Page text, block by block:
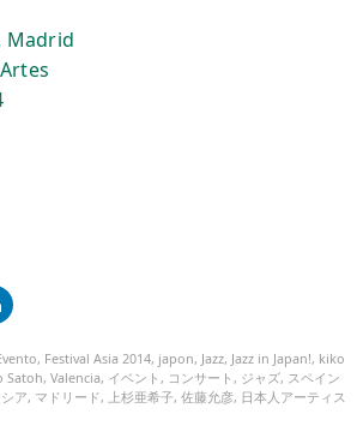
Madrid
, Festival Asia 2014, japon, Jazz, Jazz in Japan!, kiko
Satoh,Valencia, イベント , コンサート , ジャズ, スペイン
ア, マドリード, 上杉亜希子,佐藤允彦, 日本人アーティス